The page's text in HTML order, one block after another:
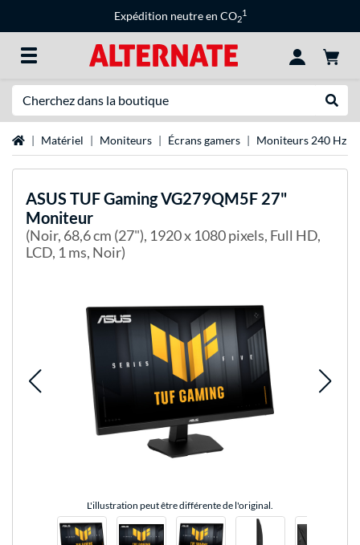
Expédition neutre en CO2
1
Page d'accueil
Matériel Moniteurs Écrans gamers Moniteurs 240 Hz
ASUS TUF Gaming VG279QM5F 27"
Moniteur
(Noir, 68,6 cm (27"), 1920 x 1080 pixels, Full HD,
LCD, 1 ms, Noir)
L'illustration peut être différente de l'original.